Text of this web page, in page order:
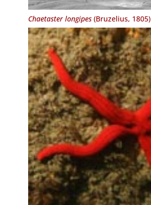
Chaetaster longipes(Bruzelius, 1805)